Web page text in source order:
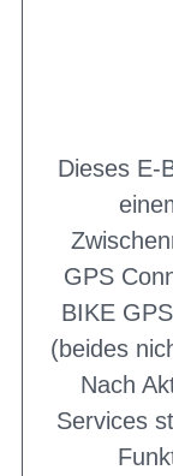
Dieses E-
GPS
BIKE
(beides
Nach
Services